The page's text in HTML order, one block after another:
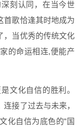
刻认同，在当今世
首歌恰逢其时地成为
，当优秀的传统文化
的命运相连,便能产
文化自信的胜利。
接了过去与未来，
化自信为底色的“国